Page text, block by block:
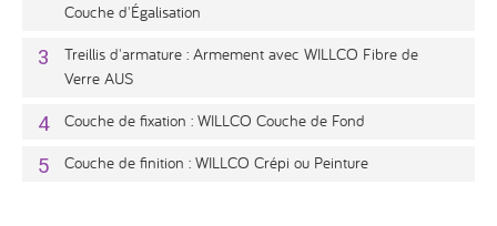
Couche d'Égalisation
Treillis d'armature : Armement avec WILLCO Fibre de
Verre AUS
Couche de fixation : WILLCO Couche de Fond
Couche de finition : WILLCO Crépi ou Peinture